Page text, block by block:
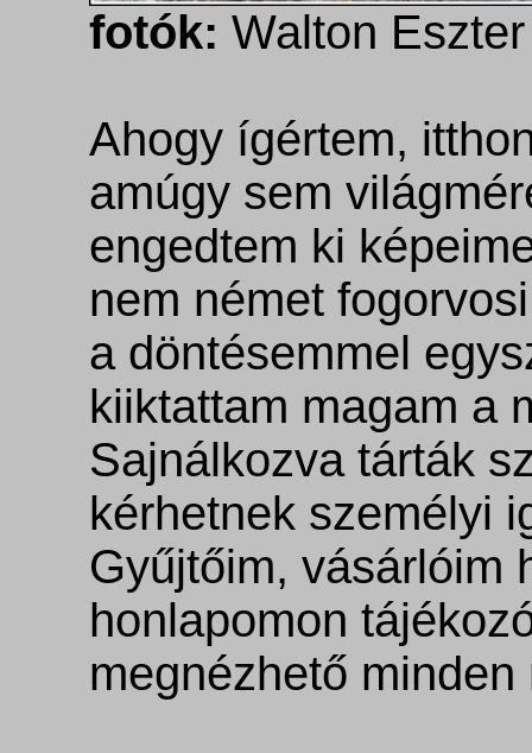
fotók: Walton Eszter
Ahogy ígértem,
amúgy sem
engedtem ki
nem német
a döntésemmel
kiiktattam magam a
Sajnálkozva tárták
kérhetnek személyi
Gyűjtőim, vásárlóim
honlapomon
megnézhető minden